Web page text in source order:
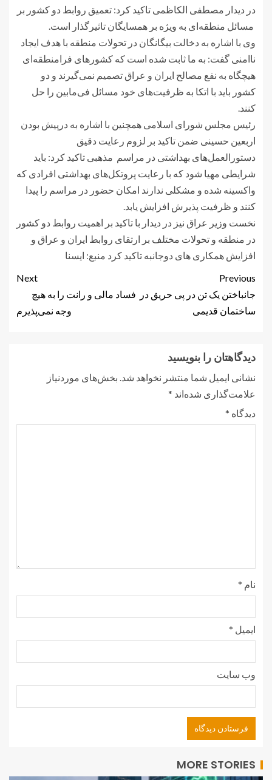
در دیدار مصطفی الکاظمی تاکید کرد: تعمیق روابط دو کشور بر
مسائل منطقه‌ای به ویژه بر همسایگان تاثیرگذار است.
وی با اشاره به دخالت بیگانگان در تحولات منطقه با هدف ایجاد
ناامنی گفت: به ما ثابت شده است که کشورهای فرامنطقه‌ای
هیچگاه به نفع مصالح ایران و عراق تصمیم نمی‌گیرند و دو
کشور باید با اتکا به ظرفیت‌های خود مسائل فی‌مابین را حل
کنند.
رئیس مجلس شورای اسلامی همچنین با اشاره به درپیش بودن
اربعین حسینی ضمن تاکید بر لزوم رعایت دقیق
دستورالعمل‌های بهداشتی در مراسم مذهبی تاکید کرد: باید
شرایطی مهیا شود که با رعایت پروتکل‌های بهداشتی افرادی که
واکسینه شده و مشکلی ندارند امکان حضور در مراسم را پیدا
کنند و ظرفیت پذیرش افزایش یابد.
نخست وزیر عراق نیز در دیدار با تاکید بر اهمیت روابط دو کشور
در منطقه و تحولات مختلف بر ارتقای روابط ایران و عراق و
افزایش همکاری های دوجانبه تاکید کرد منبع: ايسنا
Previous
جانباختن یک تن در پی حریق در
ساختمان قدیمی
Next
فساد مالی و رانت را به هیچ
وجه نمی‌پذیرم
دیدگاهتان را بنویسید
نشانی ایمیل شما منتشر نخواهد شد. بخش‌های موردنیاز
علامت‌گذاری شده‌اند *
دیدگاه *
نام *
ایمیل *
وب‌ سایت
MORE STORIES